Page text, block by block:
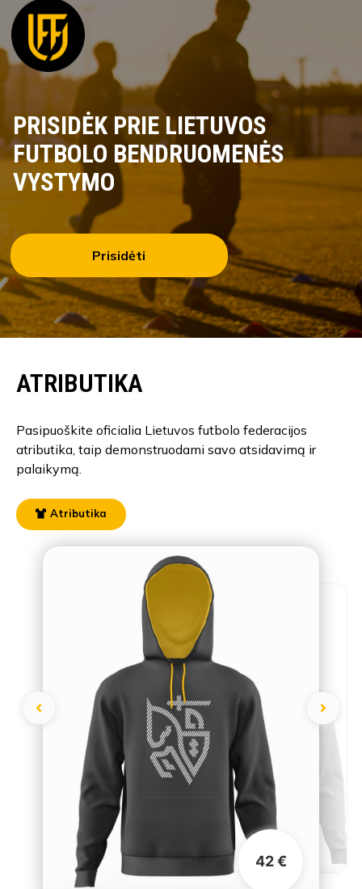
PRISIDĖK PRIE LIETUVOS
FUTBOLO BENDRUOMENĖS
VYSTYMO
Prisidėti
42 €
ATRIBUTIKA
Pasipuoškite oficialia Lietuvos futbolo federacijos
atributika, taip demonstruodami savo atsidavimą ir
palaikymą.
Atributika